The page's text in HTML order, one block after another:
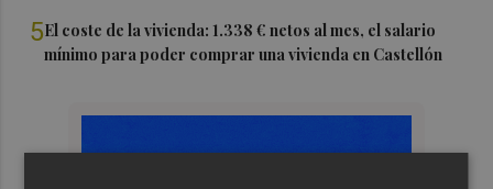
5El coste de la vivienda: 1.338 € netos al mes, el salario
mínimo para poder comprar una vivienda en Castellón